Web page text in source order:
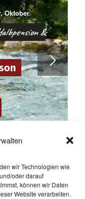
wir Technologien wie
oder darauf
können wir Daten
Website verarbeiten.
Oktober
&